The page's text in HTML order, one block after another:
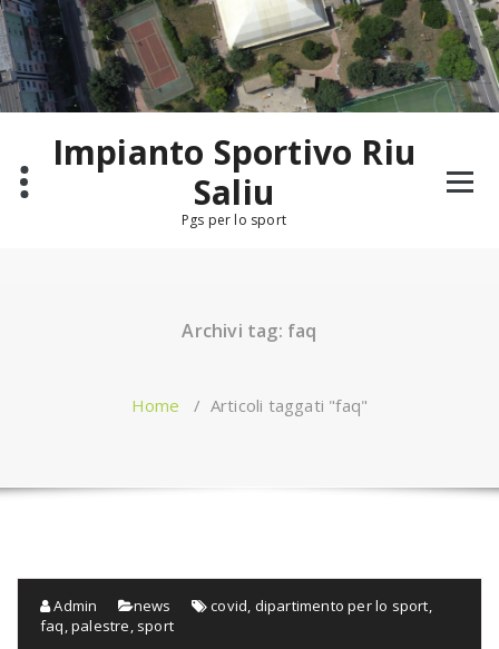
Salta
al
contenuto
Impianto Sportivo Riu
Saliu
Pgs per lo sport
Archivi tag: faq
Home / Articoli taggati "faq"
Admin news covid, dipartimento per lo sport,
faq,palestre, sport